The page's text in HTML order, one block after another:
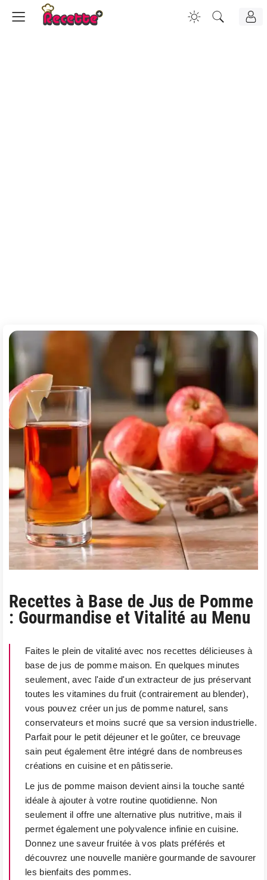
Recettes à Base de Jus de Pomme
: Gourmandise et Vitalité au Menu
Faites le plein de vitalité avec nos recettes délicieuses à
base de jus de pomme maison. En quelques minutes
seulement, avec l'aide d'un extracteur de jus préservant
toutes les vitamines du fruit (contrairement au blender),
vous pouvez créer un jus de pomme naturel, sans
conservateurs et moins sucré que sa version industrielle.
Parfait pour le petit déjeuner et le goûter, ce breuvage
sain peut également être intégré dans de nombreuses
créations en cuisine et en pâtisserie.
Le jus de pomme maison devient ainsi la touche santé
idéale à ajouter à votre routine quotidienne. Non
seulement il offre une alternative plus nutritive, mais il
permet également une polyvalence infinie en cuisine.
Donnez une saveur fruitée à vos plats préférés et
découvrez une nouvelle manière gourmande de savourer
les bienfaits des pommes.